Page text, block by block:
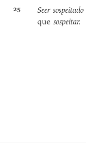
25 Seer sospeitado
quesospeitar.